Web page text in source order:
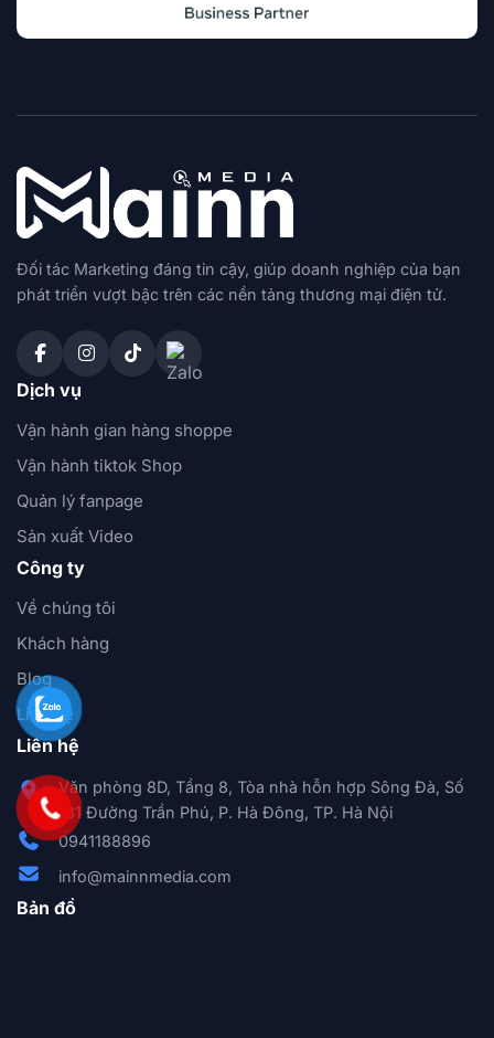
Đối tác Marketing đáng tin cậy, giúp doanh nghiệp của bạn
phát triển vượt bậc trên các nền tảng thương mại điện tử.
Dịch vụ
Vận hành gian hàng shoppe
Vận hành tiktok Shop
Quản lý fanpage
Sản xuất Video
Công ty
Về chúng tôi
Khách hàng
Blog
Liên hệ
Liên hệ
Văn phòng 8D, Tầng 8, Tòa nhà hỗn hợp Sông Đà, Số
131 Đường Trần Phú, P. Hà Đông, TP. Hà Nội
0941188896
info@mainnmedia.com
Bản đồ